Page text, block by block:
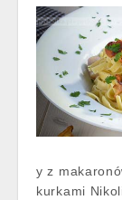
y z
kurkami